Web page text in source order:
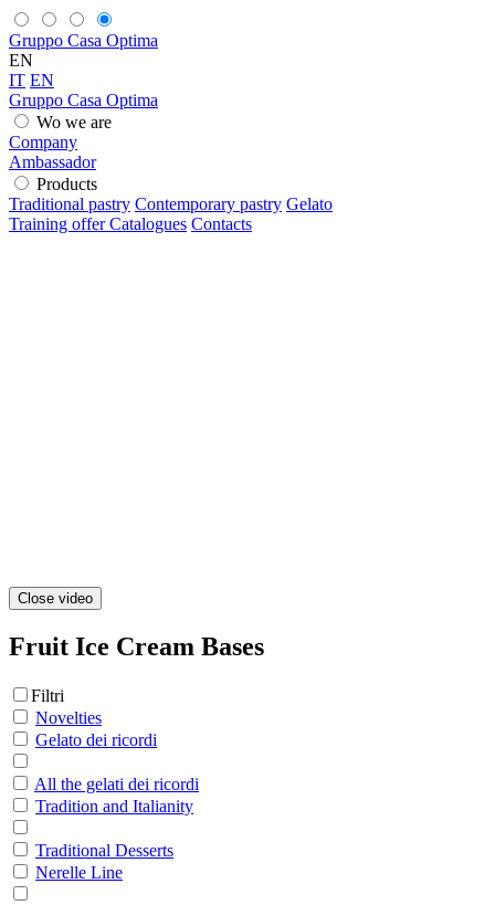
Gruppo Casa Optima
EN
IT EN
Gruppo Casa Optima
Wo we are
Company
Ambassador
Products
Traditional pastry Contemporary pastry Gelato
Training offerCatalogues Contacts
Close video
Fruit Ice Cream Bases
Filtri
Novelties
Gelato dei ricordi
All the gelati dei ricordi
Tradition and Italianity
Traditional Desserts
Nerelle Line